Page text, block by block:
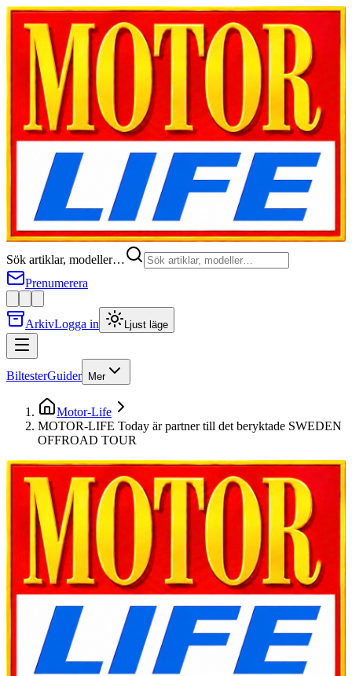
Sök artiklar, modeller…
Prenumerera
ArkivLogga in Ljust läge
BiltesterGuider Mer
Motor-Life
MOTOR-LIFE Today är partner till det beryktade SWEDEN
OFFROAD TOUR